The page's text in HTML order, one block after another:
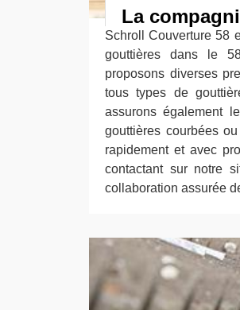
La
Schroll Couverture 58
gouttières dans le
proposons diverses
tous types de
assurons également
gouttières courbées
rapidement et avec
contactant sur notre
collaboration assurée